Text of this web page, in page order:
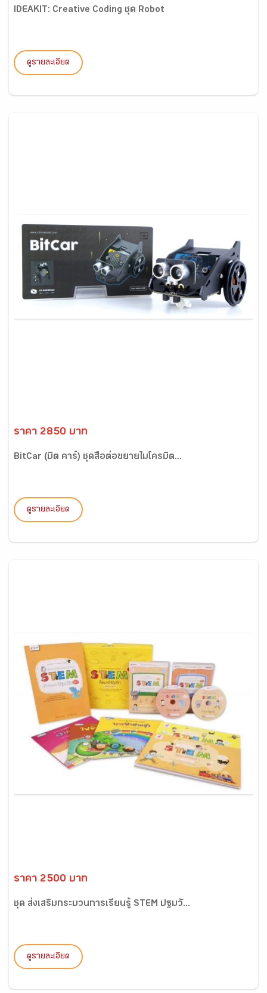
IDEAKIT: Creative Coding ชุด Robot
ดูรายละเอียด
ราคา 2850 บาท
BitCar (บิต คาร์) ชุดสื่อต่อขยายไมโครบิต...
ดูรายละเอียด
ราคา 2500 บาท
ชุด ส่งเสริมกระบวนการเรียนรู้ STEM ปฐมวั...
ดูรายละเอียด